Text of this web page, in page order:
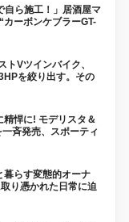
自ら施工！」居酒屋マ
ーボンケブラーGT-
トVツインバイク、
を絞り出す。その
精悍に! モデリスタ＆
斉発売、スポーティ
暮らす変態的オーナ
り憑かれた日常に迫